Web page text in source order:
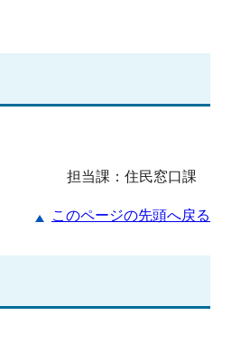
担当課：住民窓口課
このページの先頭へ戻る